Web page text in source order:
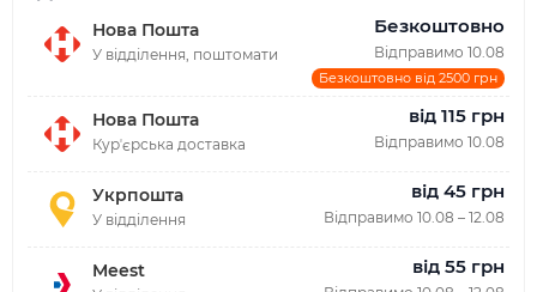
Нова Пошта
У відділення, поштомати
Безкоштовно
Відправимо 10.08
Безкоштовно від 2500 грн
Нова Пошта
Курʼєрська доставка
від 115 грн
Відправимо 10.08
Укрпошта
У відділення
від 45 грн
Відправимо 10.08 – 12.08
Meest від 55 грн